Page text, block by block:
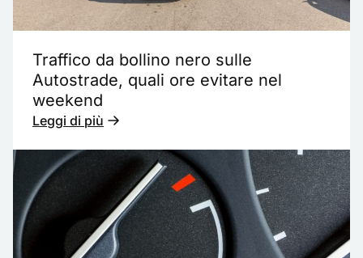
Traffico da bollino nero sulle
Autostrade, quali ore evitare nel
weekend
Leggi di più